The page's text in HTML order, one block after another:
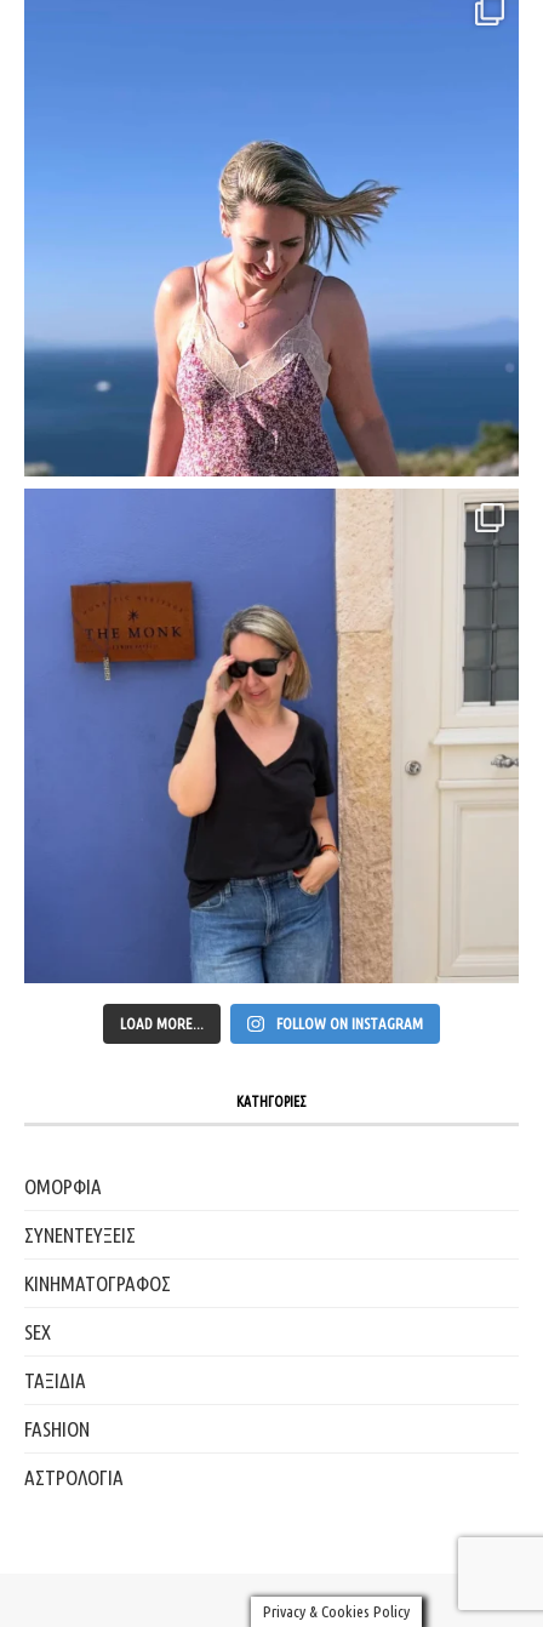
LOAD MORE... FOLLOW ON INSTAGRAM
ΚΑΤΗΓΟΡΙΕΣ
ΟΜΟΡΦΙΑ
ΣΥΝΕΝΤΕΥΞΕΙΣ
ΚΙΝΗΜΑΤΟΓΡΑΦΟΣ
SEX
ΤΑΞΙΔΙΑ
FASHION
ΑΣΤΡΟΛΟΓΙΑ
Privacy & Cookies Policy